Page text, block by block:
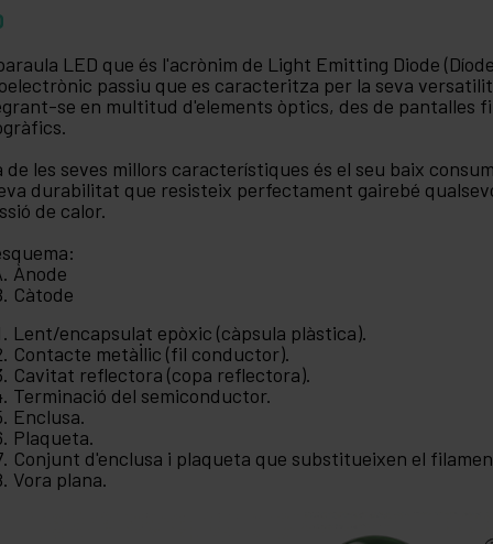
LED que és l'acrònim de Light Emitting Diode
passiu que es caracteritza per la seva
se en multitud d'elements òptics, des de pantalles
de les seves millors característiques és el seu baix
durabilitat que resisteix perfectament gairebé
de calor.
Ànode
Càtode
Lent/encapsulat epòxic (càpsula plàstica).
Contacte metàl·lic (fil conductor).
Cavitat reflectora (copa reflectora).
Terminació del semiconductor.
Enclusa.
Plaqueta.
Conjunt d'enclusa i plaqueta que substitueixen el
Vora plana.